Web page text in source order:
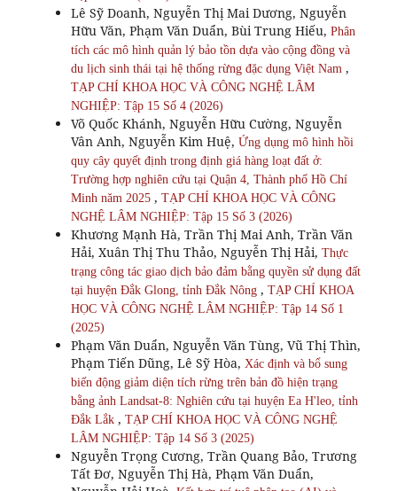
Lê Sỹ Doanh, Nguyễn Thị Mai Dương, Nguyễn
Hữu Văn, Phạm Văn Duẩn, Bùi Trung Hiếu, Phân
tích các mô hình quản lý bảo tồn dựa vào cộng đồng và
du lịch sinh thái tại hệ thống rừng đặc dụng Việt Nam ,
TẠP CHÍ KHOA HỌC VÀ CÔNG NGHỆ LÂM
NGHIỆP: Tập 15 Số 4 (2026)
Võ Quốc Khánh, Nguyễn Hữu Cường, Nguyễn
Vân Anh, Nguyễn Kim Huệ, Ứng dụng mô hình hồi
quy cây quyết định trong định giá hàng loạt đất ở:
Trường hợp nghiên cứu tại Quận 4, Thành phố Hồ Chí
Minh năm 2025 , TẠP CHÍ KHOA HỌC VÀ CÔNG
NGHỆ LÂM NGHIỆP: Tập 15 Số 3 (2026)
Khương Mạnh Hà, Trần Thị Mai Anh, Trần Văn
Hải, Xuân Thị Thu Thảo, Nguyễn Thị Hải, Thực
trạng công tác giao dịch bảo đảm bằng quyền sử dụng đất
tại huyện Đắk Glong, tỉnh Đắk Nông , TẠP CHÍ KHOA
HỌC VÀ CÔNG NGHỆ LÂM NGHIỆP: Tập 14 Số 1
(2025)
Phạm Văn Duẩn, Nguyễn Văn Tùng, Vũ Thị Thìn,
Phạm Tiến Dũng, Lê Sỹ Hòa, Xác định và bổ sung
biến động giảm diện tích rừng trên bản đồ hiện trạng
bằng ảnh Landsat-8: Nghiên cứu tại huyện Ea H'leo, tỉnh
Đắk Lắk , TẠP CHÍ KHOA HỌC VÀ CÔNG NGHỆ
LÂM NGHIỆP: Tập 14 Số 3 (2025)
Nguyễn Trọng Cương, Trần Quang Bảo, Trương
Tất Đơ, Nguyễn Thị Hà, Phạm Văn Duẩn,